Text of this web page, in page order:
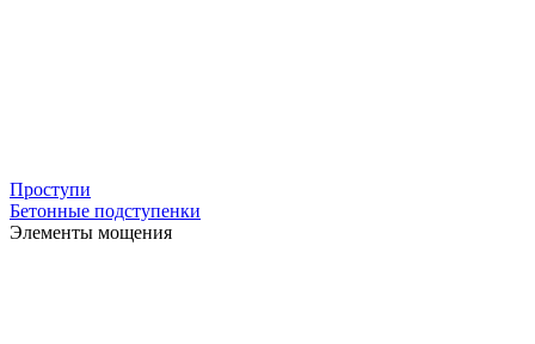
Проступи
Бетонные подступенки
Элементы мощения